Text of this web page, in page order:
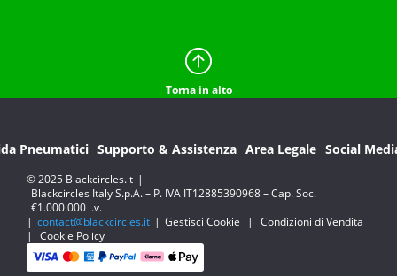
Torna in alto
Pneumatici Supporto & Assistenza Area Legale Social
© 2025 Blackcircles.it |
Blackcircles Italy S.p.A. – P. IVA IT12885390968 – Cap. Soc.
€1.000.000 i.v.
| contact@blackcircles.it | Gestisci Cookie |
Condizioni di Vendita
|
Cookie Policy